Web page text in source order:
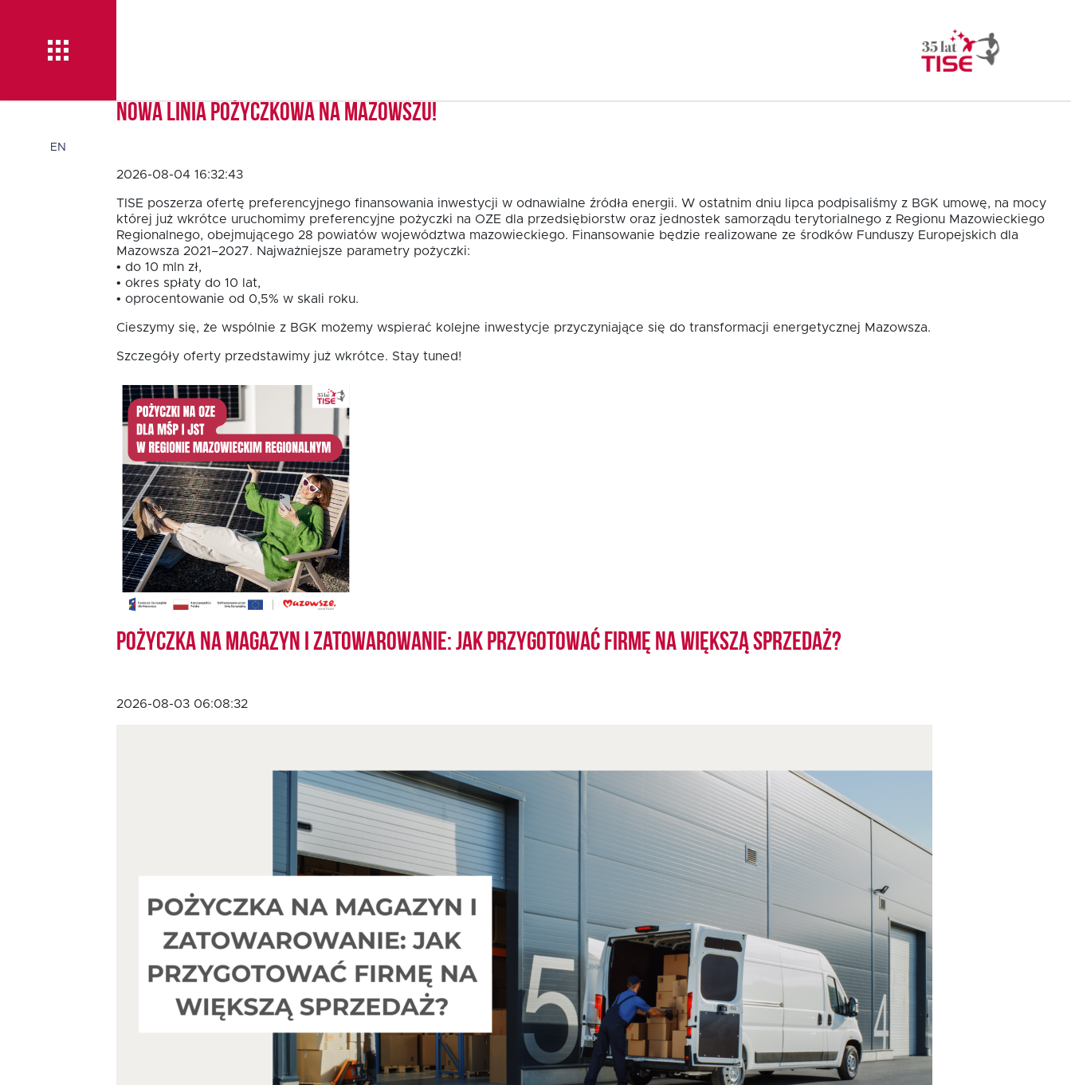
O TISE
Dlaczego TISE?
Pożyczka rozwojowa
TISE – NOWOŚĆ!
Oferta dla MSP
Oferta dla NGO/PES
Fundusz FKIS
Rodo
Dokumenty
Rekrutujemy
Kontakt
EN
Nowa linia pożyczkowa na Mazowszu!
2026-08-04 16:32:43
TISE poszerza ofertę preferencyjnego finansowania inwestycji w odnawialne źródła energii. W ostatnim dniu lipca podpisaliśmy z BGK umowę, na mocy
której już wkrótce uruchomimy preferencyjne pożyczki na OZE dla przedsiębiorstw oraz jednostek samorządu terytorialnego z Regionu Mazowieckiego
Regionalnego, obejmującego 28 powiatów województwa mazowieckiego. Finansowanie będzie realizowane ze środków Funduszy Europejskich dla
Mazowsza 2021–2027. Najważniejsze parametry pożyczki:
• do 10 mln zł,
• okres spłaty do 10 lat,
• oprocentowanie od 0,5% w skali roku.
Cieszymy się, że wspólnie z BGK możemy wspierać kolejne inwestycje przyczyniające się do transformacji energetycznej Mazowsza.
Szczegóły oferty przedstawimy już wkrótce. Stay tuned!
Pożyczka na magazyn i zatowarowanie: jak przygotować firmę na większą sprzedaż?
2026-08-03 06:08:32